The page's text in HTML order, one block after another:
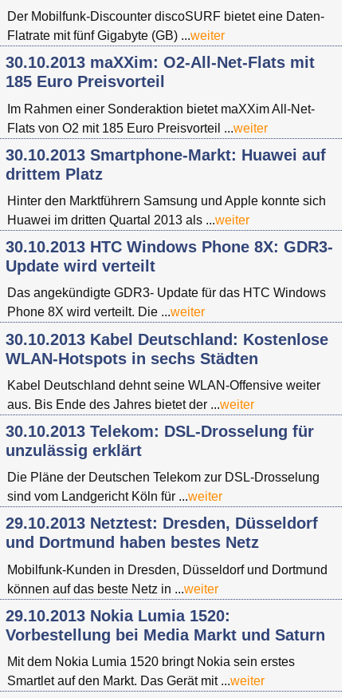
Der Mobilfunk-Discounter discoSURF bietet eine Daten-
Flatrate mit fünf Gigabyte (GB) ...weiter
30.10.2013 maXXim: O2-All-Net-Flats mit
185 Euro Preisvorteil
Im Rahmen einer Sonderaktion bietet maXXim All-Net-
Flats von O2 mit 185 Euro Preisvorteil ...weiter
30.10.2013 Smartphone-Markt: Huawei auf
drittem Platz
Hinter den Marktführern Samsung und Apple konnte sich
Huawei im dritten Quartal 2013 als ...weiter
30.10.2013 HTC Windows Phone 8X: GDR3-
Update wird verteilt
Das angekündigte GDR3- Update für das HTC Windows
Phone 8X wird verteilt. Die ...weiter
30.10.2013 Kabel Deutschland: Kostenlose
WLAN-Hotspots in sechs Städten
Kabel Deutschland dehnt seine WLAN-Offensive weiter
aus. Bis Ende des Jahres bietet der ...weiter
30.10.2013 Telekom: DSL-Drosselung für
unzulässig erklärt
Die Pläne der Deutschen Telekom zur DSL-Drosselung
sind vom Landgericht Köln für ...weiter
29.10.2013 Netztest: Dresden, Düsseldorf
und Dortmund haben bestes Netz
Mobilfunk-Kunden in Dresden, Düsseldorf und Dortmund
können auf das beste Netz in ...weiter
29.10.2013 Nokia Lumia 1520:
Vorbestellung bei Media Markt und Saturn
Mit dem Nokia Lumia 1520 bringt Nokia sein erstes
Smartlet auf den Markt. Das Gerät mit ...weiter